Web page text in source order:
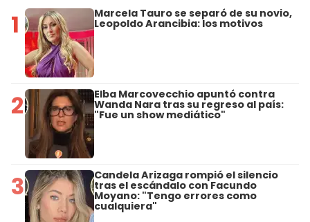
1 Marcela Tauro se separó de su novio,
Leopoldo Arancibia: los motivos
2 Elba Marcovecchio apuntó contra
Wanda Nara tras su regreso al país:
"Fue un show mediático"
3 Candela Arizaga rompió el silencio
tras el escándalo con Facundo
Moyano: "Tengo errores como
cualquiera"